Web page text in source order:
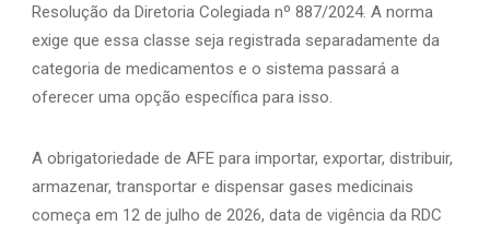
Resolução da Diretoria Colegiada nº 887/2024. A norma
exige que essa classe seja registrada separadamente da
categoria de medicamentos e o sistema passará a
oferecer uma opção específica para isso.
A obrigatoriedade de AFE para importar, exportar, distribuir,
armazenar, transportar e dispensar gases medicinais
começa em 12 de julho de 2026, data de vigência da RDC